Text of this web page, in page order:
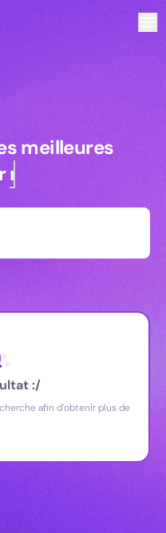
meilleures
meilleures
managers
:/
afin d'obtenir plus de